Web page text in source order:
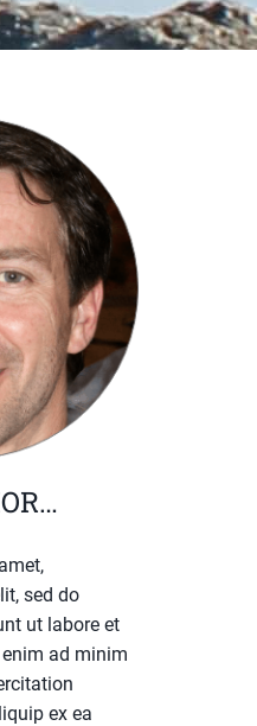
sed do
ut labore et
ad minim
ex ea